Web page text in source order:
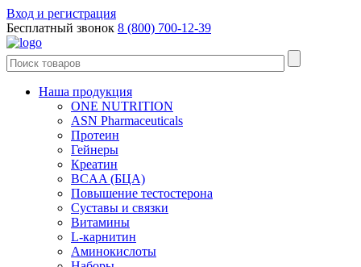
Вход и регистрация
Бесплатный звонок 8 (800) 700-12-39
Наша продукция
ONE NUTRITION
ASN Pharmaceuticals
Протеин
Гейнеры
Креатин
BCAA (БЦА)
Повышение тестостерона
Суставы и связки
Витамины
L-карнитин
Аминокислоты